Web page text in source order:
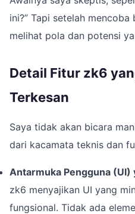
ini?” Tapi setelah
melihat pola dan potensi
Detail Fitur zk6
Terkesan
Saya tidak akan bicara
dari kacamata teknis dan
Antarmuka Pengguna (UI)
zk6 menyajikan UI yang
fungsional. Tidak ada